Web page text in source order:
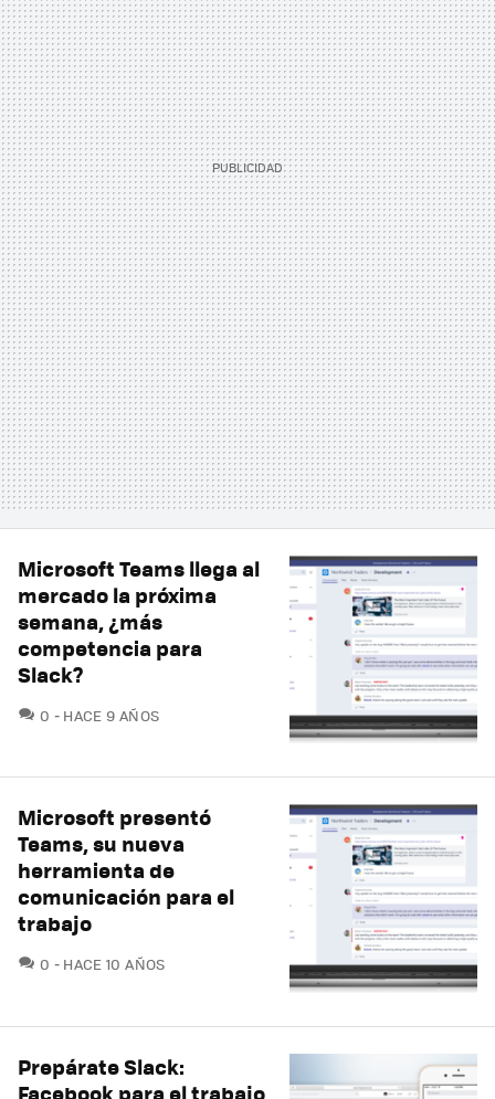
Microsoft Teams llega al
mercado la próxima
semana, ¿más
competencia para
Slack?
0 COMENTARIOS
HACE 9 AÑOS
Microsoft presentó
Teams, su nueva
herramienta de
comunicación para el
trabajo
0 COMENTARIOS
HACE 10 AÑOS
Prepárate Slack:
Facebook para el trabajo